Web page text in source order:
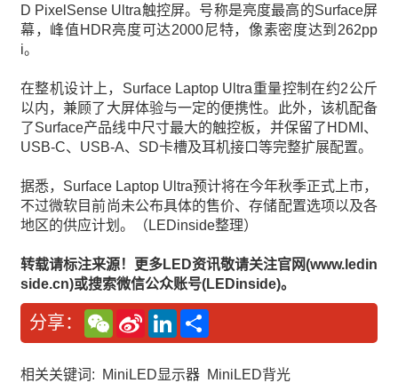
D PixelSense Ultra触控屏。号称是亮度最高的Surface屏
幕，峰值HDR亮度可达2000尼特，像素密度达到262pp
i。
在整机设计上，Surface Laptop Ultra重量控制在约2公斤
以内，兼顾了大屏体验与一定的便携性。此外，该机配备
了Surface产品线中尺寸最大的触控板，并保留了HDMI、
USB-C、USB-A、SD卡槽及耳机接口等完整扩展配置。
据悉，Surface Laptop Ultra预计将在今年秋季正式上市，
不过微软目前尚未公布具体的售价、存储配置选项以及各
地区的供应计划。（LEDinside整理）
转载请标注来源！更多LED资讯敬请关注官网(www.ledin
side.cn)或搜索微信公众账号(LEDinside)。
分享：
W
e
C
a
S
n
W
L
n
e
相关关键词: MiniLED显示器 MiniLED背光